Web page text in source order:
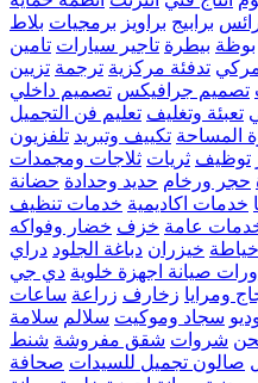
برابيج براويز برمجيات بلاط
بوظة بيطرة تاجير سيارات تامين
تدفئة مركزية ترجمة تزيين
تصميم جرافيكس تصميم داخلي
تعبئة وتغليف تعليم فن التجميل
المساحة تكييف وتبريد تلفزيون
توظيف ثريات ثلاجات ومجمدات
حجر ورخام حديد وحدادة حضانة
خدمات اكاديمية خدمات تنظيف
عامة خزف خضار وفواكه
خياطة خيزران دباغة الجلود دراي
صيانة اجهزة خلوية دي جي
ومرايا زخارف زراعة ساعات
سجاد وموكيت سلالم سلامة
شروات شقق مفروشة شنط
صالون تجميل للسيدات صحافة